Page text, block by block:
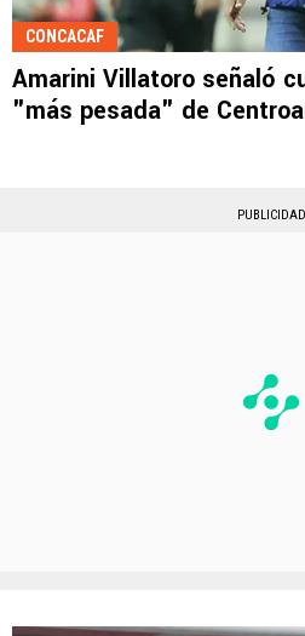
CONCACAF
Amarini Villatoro señaló
"más pesada" de
PUBLICIDAD